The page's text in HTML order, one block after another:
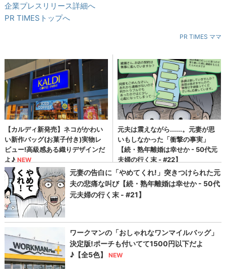
企業プレスリリース詳細へ
PR TIMESトップへ
PR TIMES ママ